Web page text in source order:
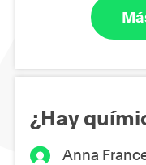
¿Hay
Anna